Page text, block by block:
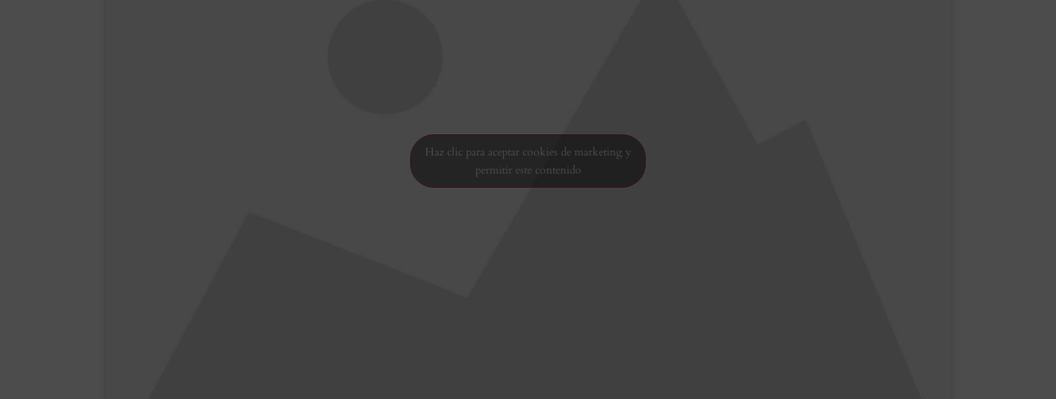
Haz clic para aceptar cookies de marketing y
permitir este contenido